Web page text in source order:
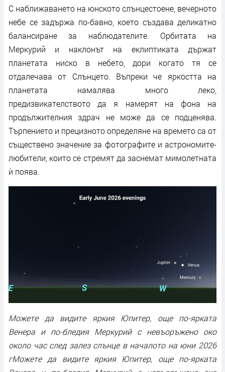
С наближаването на юнското слънцестоене, вечерното
небе се задържа по-бавно, което създава деликатно
балансиране за наблюдателите. Орбитата на
Меркурий и наклонът на еклиптиката държат
планетата ниско в небето, дори когато тя се
отдалечава от Слънцето. Въпреки че яркостта на
планетата намалява много леко,
предизвикателството да я намерят на фона на
продължителния здрач не може да се подценява.
Търпението и прецизното определяне на времето са от
съществено значение за фотографите и астрономите-
любители, които се стремят да заснемат мимолетната
ѝ поява.
Можете да видите яркия Юпитер, още по-ярката
Венера и по-бледия Меркурий с невъоръжено око
около час след залез слънце в началото на юни 2026
гМожете да видите яркия Юпитер, още по-ярката